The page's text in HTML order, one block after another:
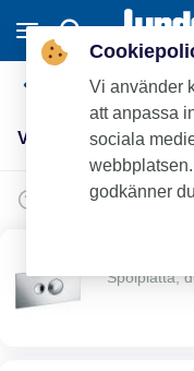
Viega WC-fixtur
Viega WC-fixtur (7)
Spolplatta,
Vi använder
att anpassa
sociala
godkänner